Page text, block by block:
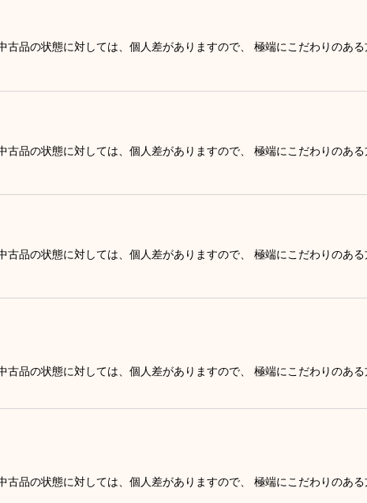
品の状態に対しては、個人差がありますので、 極端にこだわりのあ
品の状態に対しては、個人差がありますので、 極端にこだわりのあ
品の状態に対しては、個人差がありますので、 極端にこだわりのあ
品の状態に対しては、個人差がありますので、 極端にこだわりのあ
品の状態に対しては、個人差がありますので、 極端にこだわりのあ